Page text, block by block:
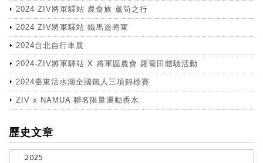
2024 ZIV將軍驛站 農食旅 蘆筍之行
2024 ZIV將軍驛站 鐵馬遊將軍
2024台北自行車展
2024-ZIV將軍驛站 X 將軍區農會 蘿蔔田體驗活動
2024臺東活水湖全國鐵人三項錦標賽
ZIV x NAMUA 聯名限量運動香水
more
歷史文章
2025